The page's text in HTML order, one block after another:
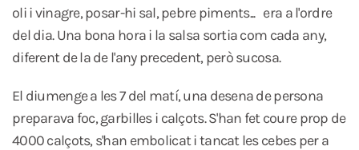
oli i vinagre, posar-hi sal, pebre piments... era a l'ordre
del dia. Una bona hora i la salsa sortia com cada any,
diferent de la de l'any precedent, però sucosa.
El diumenge a les 7 del matí, una desena de persona
preparava foc, garbilles i calçots. S'han fet coure prop de
4000 calçots, s'han embolicat i tancat les cebes per a